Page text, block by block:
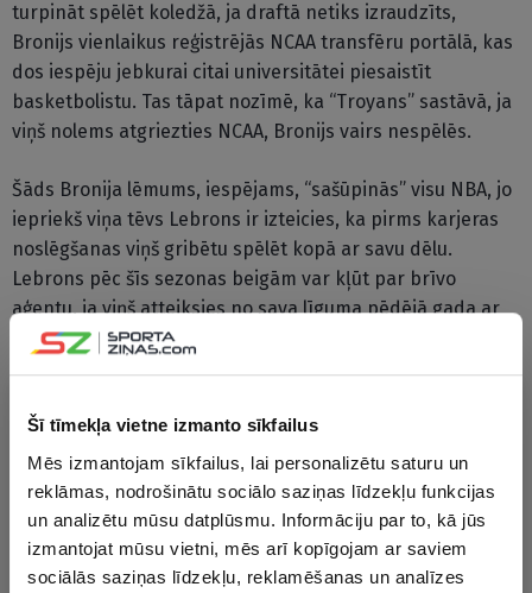
Šī tīmekļa vietne izmanto sīkfailus
Mēs izmantojam sīkfailus, lai personalizētu saturu un
reklāmas, nodrošinātu sociālo saziņas līdzekļu funkcijas
un analizētu mūsu datplūsmu. Informāciju par to, kā jūs
izmantojat mūsu vietni, mēs arī kopīgojam ar saviem
sociālās saziņas līdzekļu, reklamēšanas un analīzes
turpināt spēlēt koledžā, ja draftā netiks izraudzīts,
Bronijs vienlaikus reģistrējās NCAA transfēru portālā, kas
dos iespēju jebkurai citai universitātei piesaistīt
basketbolistu. Tas tāpat nozīmē, ka “Troyans” sastāvā, ja
viņš nolems atgriezties NCAA, Bronijs vairs nespēlēs.
Šāds Bronija lēmums, iespējams, “sašūpinās” visu NBA, jo
iepriekš viņa tēvs Lebrons ir izteicies, ka pirms karjeras
noslēgšanas viņš gribētu spēlēt kopā ar savu dēlu.
Lebrons pēc šīs sezonas beigām var kļūt par brīvo
aģentu, ja viņš atteiksies no sava līguma pēdējā gada ar
Losandželosas “Lakers” par 51,4 miljoniem dolāru.